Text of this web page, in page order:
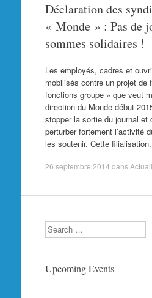
Déclaration des
« Monde » : Pas de
sommes solidaires !
Les employés, cadres et
mobilisés contre un projet de
fonctions groupe » que veut
direction du Monde début
stopper la sortie du journal et
perturber fortement l’activité
les soutenir. Cette
26 septembre 2014 dans
Search
Upcoming Events